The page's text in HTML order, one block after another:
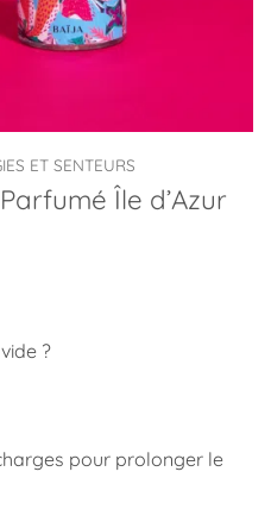
ET SENTEURS
Île d’Azur
?
pour prolonger le